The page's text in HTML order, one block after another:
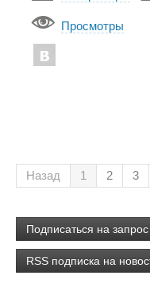
Просмотры
Назад 1 2 3
Подписаться на запрос
RSS подписка на